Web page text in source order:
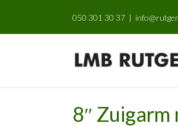
050 301 30 37 |
8″